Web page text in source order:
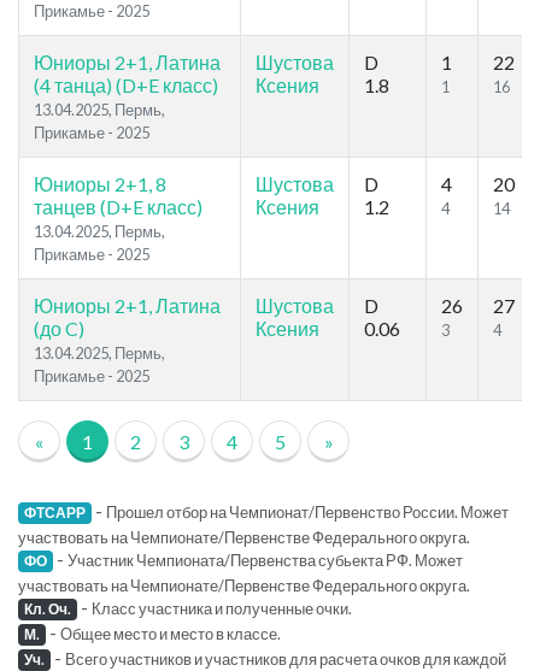
Прикамье - 2025
Юниоры 2+1, Латина
(4 танца) (D+E класс)
13.04.2025, Пермь,
Прикамье - 2025
Шустова
Ксения
D
1.8
1
1
22
16
Юниоры 2+1, 8
танцев (D+E класс)
13.04.2025, Пермь,
Прикамье - 2025
Шустова
Ксения
D
1.2
4
4
20
14
Юниоры 2+1, Латина
(до C)
13.04.2025, Пермь,
Прикамье - 2025
Шустова
Ксения
D
0.06
26
3
27
4
« 1 2 3 4 5 »
ФТСАРР - Прошел отбор на Чемпионат/Первенство России. Может
участвовать на Чемпионате/Первенстве Федерального округа.
ФО - Участник Чемпионата/Первенства субьекта РФ. Может
участвовать на Чемпионате/Первенстве Федерального округа.
Кл. Оч. - Класс участника и полученные очки.
М. - Общее место и место в классе.
Уч. - Всего участников и участников для расчета очков для каждой